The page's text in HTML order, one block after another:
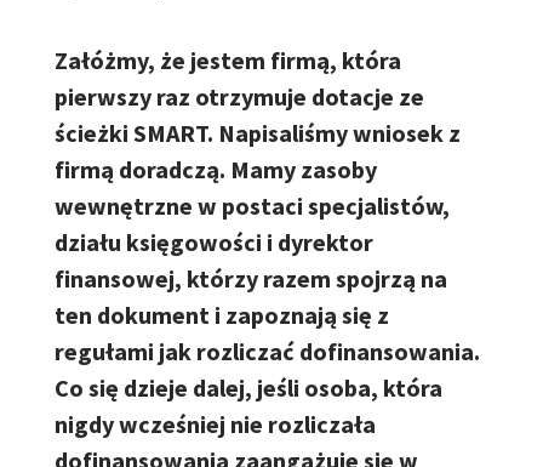
Załóżmy, że jestem firmą, która
pierwszy raz otrzymuje dotacje ze
ścieżki SMART. Napisaliśmy wniosek z
firmą doradczą. Mamy zasoby
wewnętrzne w postaci specjalistów,
działu księgowości i dyrektor
finansowej, którzy razem spojrzą na
ten dokument i zapoznają się z
regułami jak rozliczać dofinansowania.
Co się dzieje dalej, jeśli osoba, która
nigdy wcześniej nie rozliczała
dofinansowania zaangażuje się w